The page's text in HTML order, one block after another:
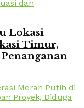
Lokasi
Timur,